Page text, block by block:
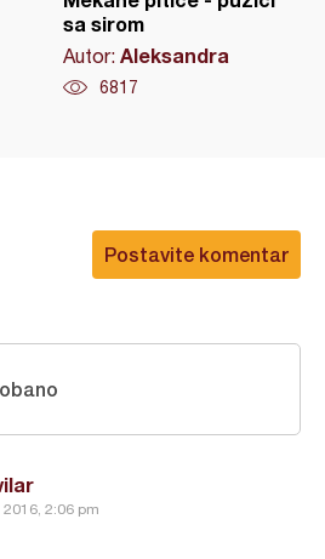
sa sirom
Autor: Aleksandra
6817
Postavite komentar
2016, 2:06 pm